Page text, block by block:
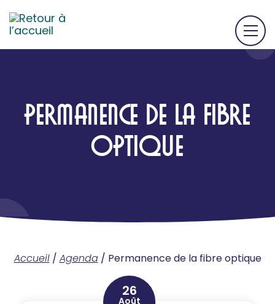
PERMANENCE DE LA FIBRE
OPTIQUE
Accueil/ Agenda/ Permanence de la fibre optique
26
Août